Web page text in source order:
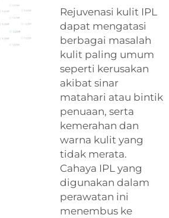
Rejuvenasi kulit IPL
dapat mengatasi
berbagai masalah
kulit paling umum
seperti kerusakan
akibat sinar
matahari atau bintik
penuaan, serta
kemerahan dan
warna kulit yang
tidak merata.
Cahaya IPL yang
digunakan dalam
perawatan ini
menembus ke